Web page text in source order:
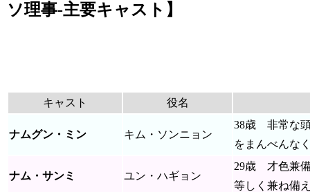
ソ理事-主要キャスト】
キャスト 役名
ナムグン・ミン キム・ソンニョン
38歳 非常な
をまんべんな
ナム・サンミ ユン・ハギョン
29歳 才色兼
等しく兼ね備